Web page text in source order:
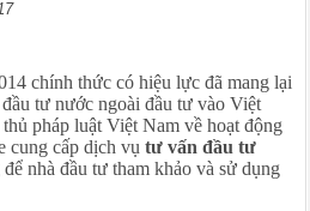
chính thức có hiệu lực đã mang lại
tư nước ngoài đầu tư vào Việt
pháp luật Việt Nam về hoạt động
cung cấp dịch vụtư vấn đầu tư
để nhà đầu tư tham khảo và sử dụng